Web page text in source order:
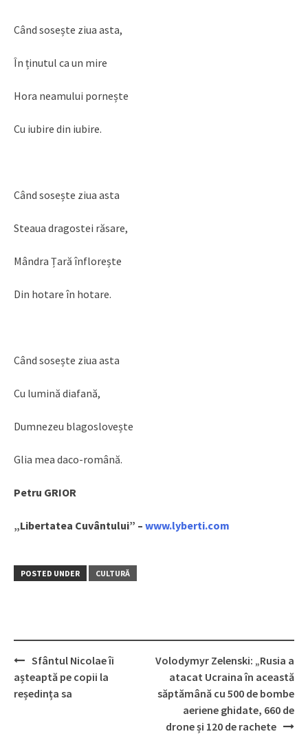
Când sosește ziua asta,
În ținutul ca un mire
Hora neamului pornește
Cu iubire din iubire.
Când sosește ziua asta
Steaua dragostei răsare,
Mândra Țară înflorește
Din hotare în hotare.
Când sosește ziua asta
Cu lumină diafană,
Dumnezeu blagoslovește
Glia mea daco-română.
Petru GRIOR
„Libertatea Cuvântului” – www.lyberti.com
POSTED UNDER CULTURĂ
Post
navigation
Sfântul Nicolae îi
așteaptă pe copii la
reședința sa
Volodymyr Zelenski: „Rusia a
atacat Ucraina în această
săptămână cu 500 de bombe
aeriene ghidate, 660 de
drone și 120 de rachete